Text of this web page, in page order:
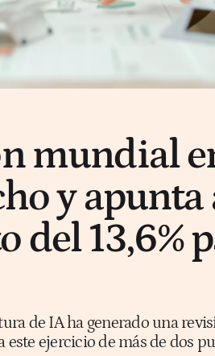
mundial
y apunta
13,6%
de IA ha generado una
este ejercicio de más de dos